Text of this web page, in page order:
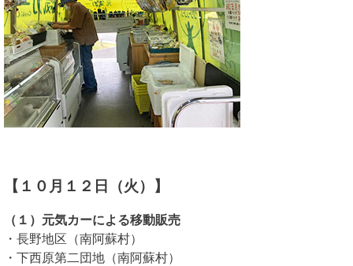
【１０月１２日（火）】
（１）元気カーによる移動販売
・長野地区（南阿蘇村）
・下西原第二団地（南阿蘇村）